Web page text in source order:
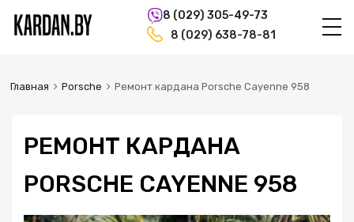
8 (029) 305-49-73
8 (029) 638-78-81
Главная Porsche Ремонт кардана Porsche Cayenne 958
РЕМОНТ КАРДАНА
PORSCHE CAYENNE 958